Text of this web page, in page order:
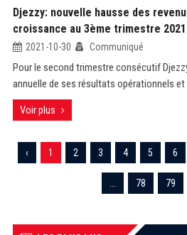
Djezzy: nouvelle hausse des
croissance au 3ème trimestre 2021
2021-10-30 Communiqué
Pour le second trimestre consécutif
annuelle de ses résultats opérationnels et
Voir plus
‹ 1 2 3 4 5 6
78 79